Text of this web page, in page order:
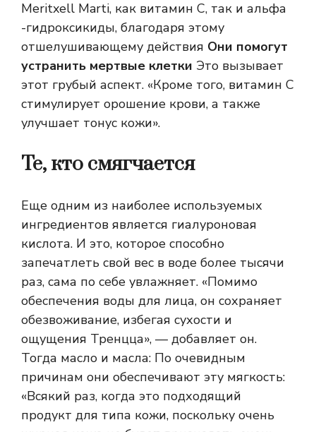
Meritxell Marti, как витамин С, так и альфа
-гидроксикиды, благодаря этому
отшелушивающему действия Они помогут
устранить мертвые клетки Это вызывает
этот грубый аспект. «Кроме того, витамин С
стимулирует орошение крови, а также
улучшает тонус кожи».
Те, кто смягчается
Еще одним из наиболее используемых
ингредиентов является гиалуроновая
кислота. И это, которое способно
запечатлеть свой вес в воде более тысячи
раз, сама по себе увлажняет. «Помимо
обеспечения воды для лица, он сохраняет
обезвоживание, избегая сухости и
ощущения Тренцца», — добавляет он.
Тогда масло и масла: По очевидным
причинам они обеспечивают эту мягкость:
«Всякий раз, когда это подходящий
продукт для типа кожи, поскольку очень